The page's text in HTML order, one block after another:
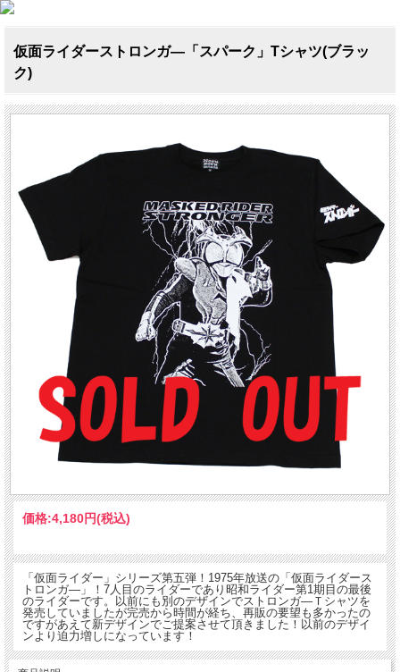
仮面ライダーストロンガ―「スパーク」Tシャツ(ブラッ
ク)
価格:4,180円(税込)
「仮面ライダー」シリーズ第五弾！1975年放送の「仮面ライダース
トロンガ―」！7人目のライダーであり昭和ライダー第1期目の最後
のライダーです。以前にも別のデザインでストロンガ―Ｔシャツを
発売していましたが完売から時間が経ち、再販の要望も多かったの
ですがあえて新デザインでご提案させて頂きました！以前のデザイ
ンより迫力増しになっています！